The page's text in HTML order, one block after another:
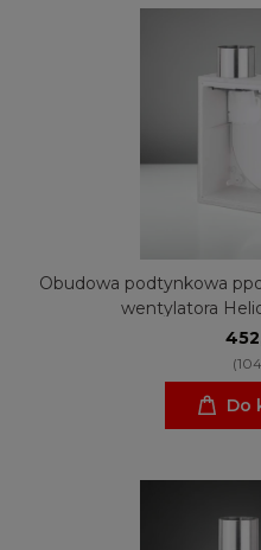
Obudowa podtynkowa
wentylatora
Do